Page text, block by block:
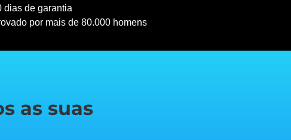
dias de garantia
por mais de 80.000 homens
as suas